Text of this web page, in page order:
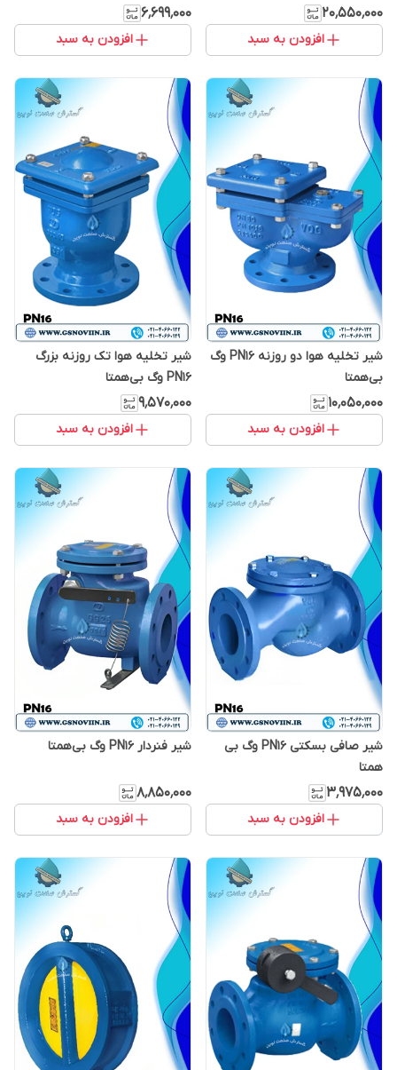
۲۰٬۵۵۰٬۰۰۰
افزودن به سبد
۶٬۶۹۹٬۰۰۰
افزودن به سبد
شیر تخلیه هوا دو روزنه PN16 وگ
بی‌همتا
۱۰٬۰۵۰٬۰۰۰
افزودن به سبد
شیر تخلیه هوا تک روزنه بزرگ
PN16 وگ بی‌همتا
۹٬۵۷۰٬۰۰۰
افزودن به سبد
شیر صافی بسکتی PN16 وگ بی
همتا
۳٬۹۷۵٬۰۰۰
افزودن به سبد
شیر فنردار PN16 وگ بی‌همتا
۸٬۸۵۰٬۰۰۰
افزودن به سبد